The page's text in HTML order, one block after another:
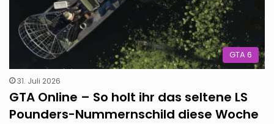
GTA 6
31. Juli 2026
GTA Online – So holt ihr das seltene LS
Pounders-Nummernschild diese Woche